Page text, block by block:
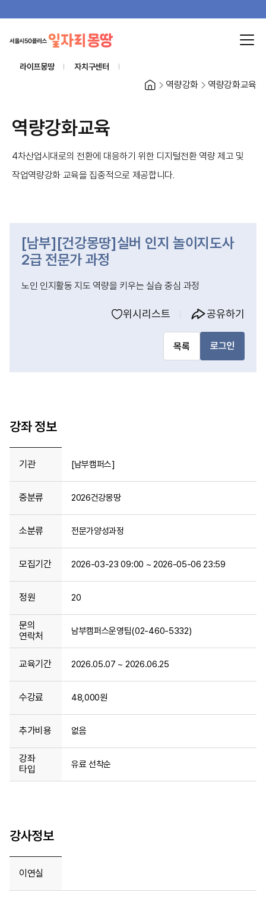
라이프몽땅 자치구센터
홈 역량강화 역량강화교육
역량강화교육
4차산업시대로의 전환에 대응하기 위한 디지털전환 역량 제고 및
작업역량강화 교육을 집중적으로 제공합니다.
[남부][건강몽땅]실버 인지 놀이지도사
2급 전문가 과정
노인 인지활동 지도 역량을 키우는 실습 중심 과정
위시리스트 공유하기
목록 로그인
강좌 정보
기관 [남부캠퍼스]
중분류 2026건강몽땅
소분류 전문가양성과정
모집기간 2026-03-23 09:00 ~ 2026-05-06 23:59
정원 20
문의
연락처
남부캠퍼스운영팀(02-460-5332)
교육기간 2026.05.07 ~ 2026.06.25
수강료 48,000원
추가비용 없음
강좌
타입
유료 선착순
강사정보
이연실